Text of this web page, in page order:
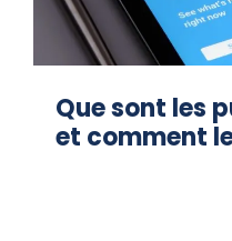
Que sont les
et comment